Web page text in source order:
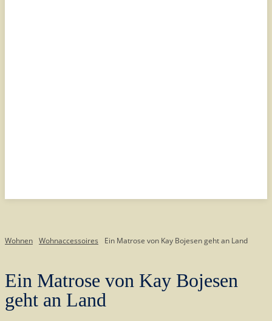
Wohnen Wohnaccessoires Ein Matrose von Kay Bojesen geht an Land
Ein Matrose von Kay Bojesen
geht an Land